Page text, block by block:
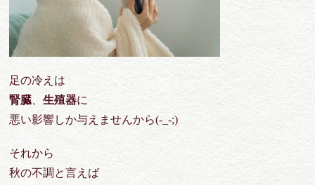
足の冷えは
腎臓、 生殖器に
悪い影響しか与えませんから(-_-;)
それから
秋の不調と言えば